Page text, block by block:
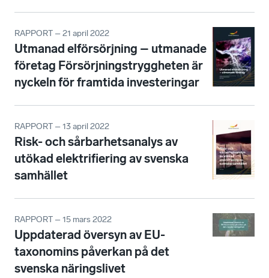
RAPPORT – 21 april 2022
Utmanad elförsörjning – utmanade
företag Försörjningstryggheten är
nyckeln för framtida investeringar
RAPPORT – 13 april 2022
Risk- och sårbarhetsanalys av
utökad elektrifiering av svenska
samhället
RAPPORT – 15 mars 2022
Uppdaterad översyn av EU-
taxonomins påverkan på det
svenska näringslivet